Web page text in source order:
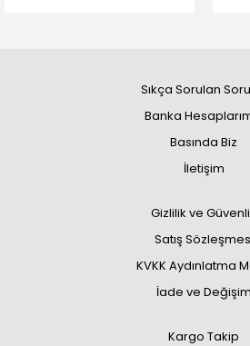
Sıkça Sorulan
Banka
Basında Biz
İletişim
Gizlilik ve
Satış
KVKK Aydınlatma
İade ve Değişim
Kargo Takip